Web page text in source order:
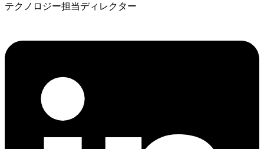
テクノロジー担当ディレクター